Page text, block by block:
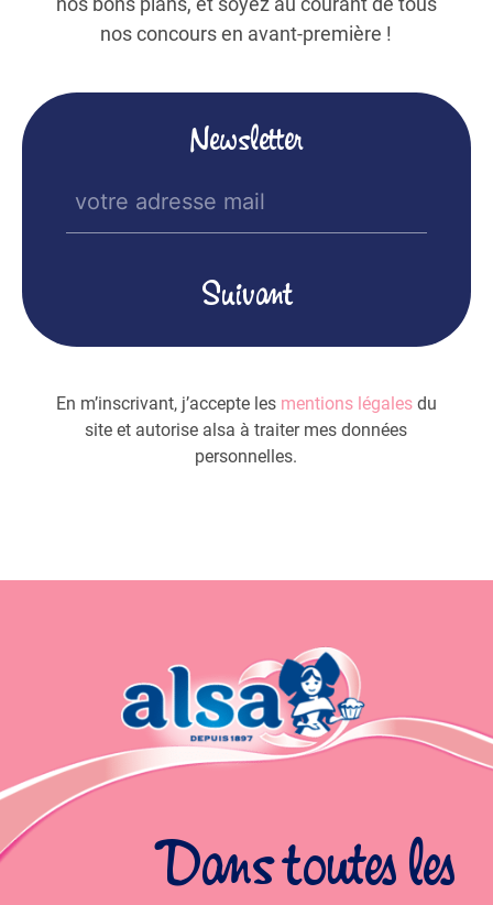
nos concours en avant-première !
Newsletter
E-
mail
En m’inscrivant, j’accepte les mentions légalesdu
site et autorise alsa à traiter mes données
personnelles.
Dans toutes les